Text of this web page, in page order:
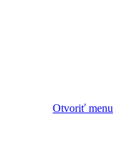
Otvoriť menu